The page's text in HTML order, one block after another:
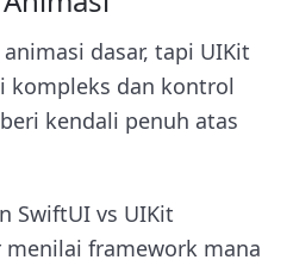
dasar, tapi UIKit
kompleks dan kontrol
kendali penuh atas
SwiftUI vs UIKit
framework mana